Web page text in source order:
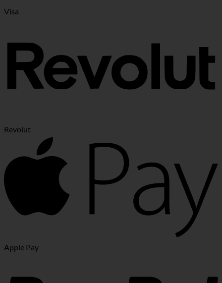
Visa
Revolut
Apple Pay